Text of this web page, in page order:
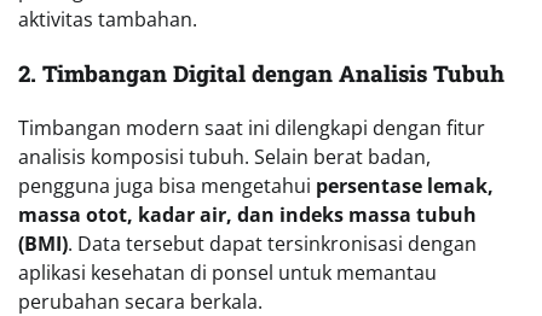
aktivitas tambahan.
2. Timbangan Digital dengan Analisis Tubuh
Timbangan modern saat ini dilengkapi dengan fitur
analisis komposisi tubuh. Selain berat badan,
pengguna juga bisa mengetahui persentase lemak,
massa otot, kadar air, dan indeks massa tubuh
(BMI). Data tersebut dapat tersinkronisasi dengan
aplikasi kesehatan di ponsel untuk memantau
perubahan secara berkala.